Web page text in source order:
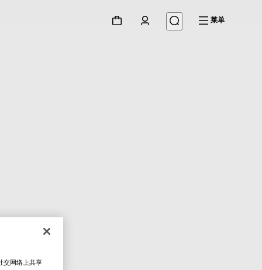
菜单
交网络上共享